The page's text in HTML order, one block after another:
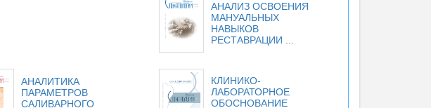
АНАЛИЗ ОСВОЕНИЯ
МАНУАЛЬНЫХ
НАВЫКОВ
РЕСТАВРАЦИИ ...
АНАЛИТИКА
ПАРАМЕТРОВ
САЛИВАРНОГО
КЛИНИКО-
ЛАБОРАТОРНОЕ
ОБОСНОВАНИЕ